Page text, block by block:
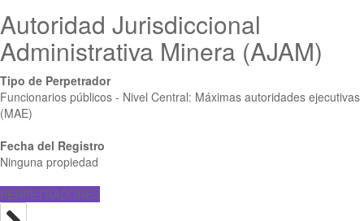
Autoridad Jurisdiccional
Administrativa Minera (AJAM)
Tipo de Perpetrador
Funcionarios públicos - Nivel Central: Máximas autoridades ejecutivas
(MAE)
Fecha del Registro
Ninguna propiedad
PERPETRADORES